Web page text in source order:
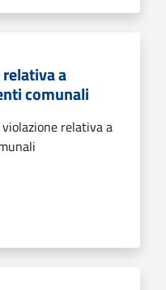
a
comunali
relativa a